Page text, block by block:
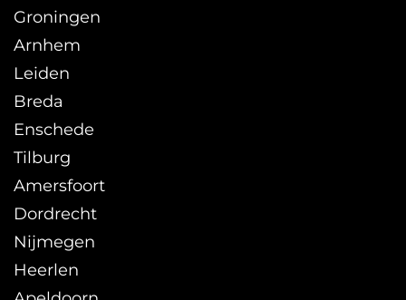
Groningen
Arnhem
Leiden
Breda
Enschede
Tilburg
Amersfoort
Dordrecht
Nijmegen
Heerlen